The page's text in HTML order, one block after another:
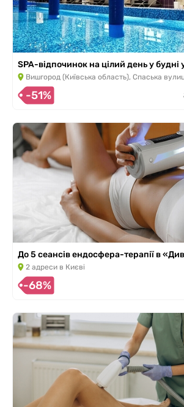
SPA-відпочинок на цілий день у
Вишгород (Київська область), Спаська
-51%
До 5 сеансів ендосфера-терапії в
2 адреси в Києві
-68%